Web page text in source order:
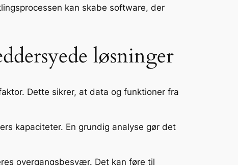
kan skabe software, der
løsninger
Dette sikrer, at data og funktioner fra
kapaciteter. En grundig analyse gør det
overgangsbesvær. Det kan føre til